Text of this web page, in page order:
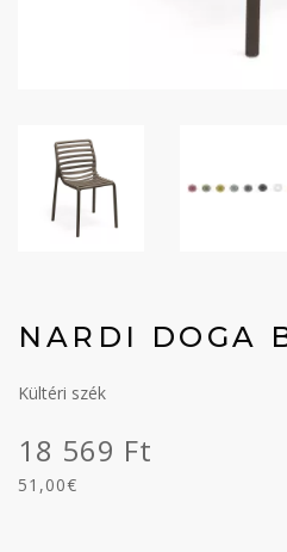
NARDI DOGA
Kültéri szék
18 569 Ft
51,00€